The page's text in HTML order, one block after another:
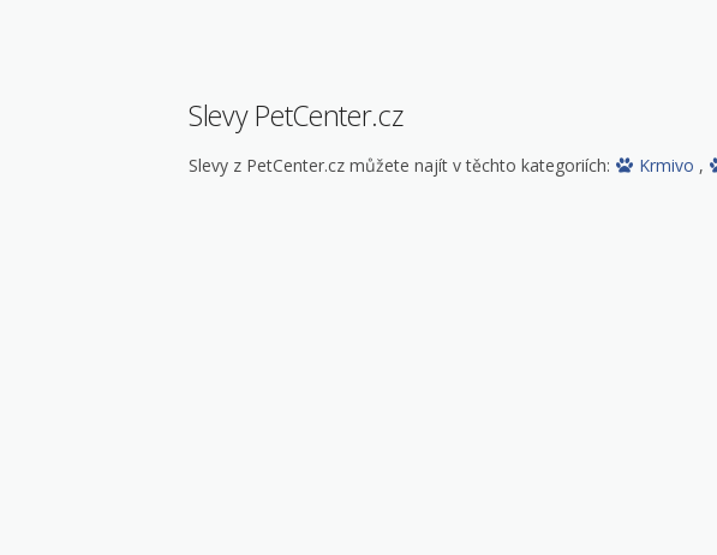
Slevy PetCenter.cz
Slevy z PetCenter.cz můžete najít v těchto kategoriích: Krmivo ,